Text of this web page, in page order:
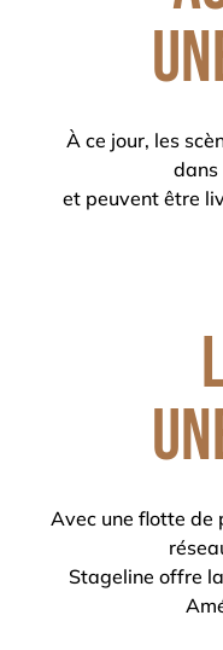
À ce jour, les
dans
et peuvent être
Avec une flotte de
Stageline offre